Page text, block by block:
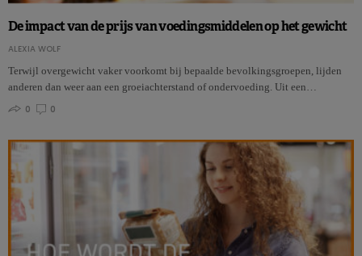
De impact van de prijs van voedingsmiddelen op het gewicht
ALEXIA WOLF
Terwijl overgewicht vaker voorkomt bij bepaalde bevolkingsgroepen, lijden
anderen dan weer aan een groeiachterstand of ondervoeding. Uit een…
0
0